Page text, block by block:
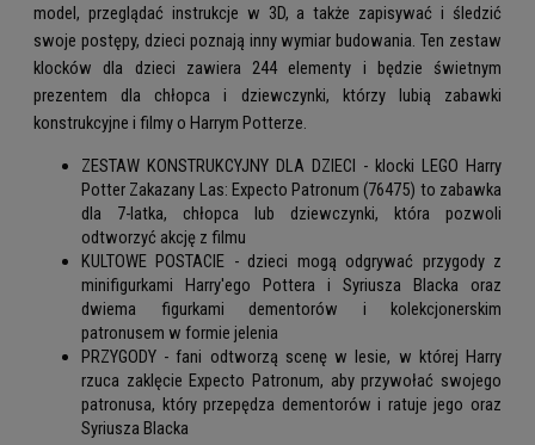
model, przeglądać instrukcje w 3D, a także zapisywać i śledzić
swoje postępy, dzieci poznają inny wymiar budowania. Ten zestaw
klocków dla dzieci zawiera 244 elementy i będzie świetnym
prezentem dla chłopca i dziewczynki, którzy lubią zabawki
konstrukcyjne i filmy o Harrym Potterze.
ZESTAW KONSTRUKCYJNY DLA DZIECI - klocki LEGO Harry
Potter Zakazany Las: Expecto Patronum (76475) to zabawka
dla 7-latka, chłopca lub dziewczynki, która pozwoli
odtworzyć akcję z filmu
KULTOWE POSTACIE - dzieci mogą odgrywać przygody z
minifigurkami Harry'ego Pottera i Syriusza Blacka oraz
dwiema figurkami dementorów i kolekcjonerskim
patronusem w formie jelenia
PRZYGODY - fani odtworzą scenę w lesie, w której Harry
rzuca zaklęcie Expecto Patronum, aby przywołać swojego
patronusa, który przepędza dementorów i ratuje jego oraz
Syriusza Blacka